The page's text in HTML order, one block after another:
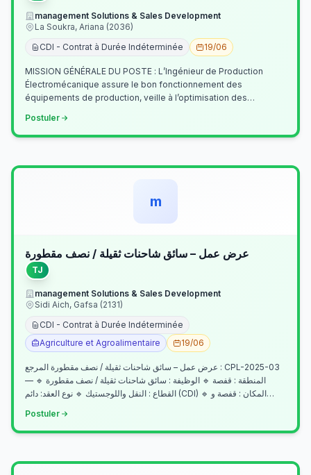
management Solutions & Sales Development
La Soukra, Ariana (2036)
CDI - Contrat à Durée Indéterminée
19/06
MISSION GÉNÉRALE DU POSTE : L’Ingénieur de Production
Électromécanique assure le bon fonctionnement des
équipements de production, veille à l’optimisation des
Postuler
m
عرض عمل – سائق شاحنات ثقيلة / نصف مقطورة
TJ
management Solutions & Sales Development
Sidi Aich, Gafsa (2131)
CDI - Contrat à Durée Indéterminée
Agriculture et Agroalimentaire
19/06
عرض عمل – سائق شاحنات ثقيلة / نصف مقطورة المرجع : CPL-2025-03
— المنطقة : قفصة 🔹 الوظيفة : سائق شاحنات ثقيلة / نصف مقطورة 🔹
القطاع : النقل واللوجستيك 🔹 نوع العقد: دائم (CDI) 🔹 المكان : قفصة و…
Postuler